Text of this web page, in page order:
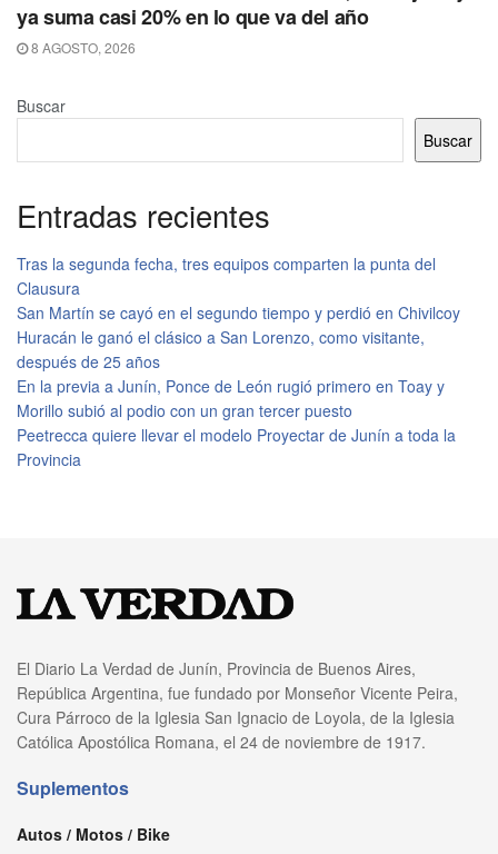
ya suma casi 20% en lo que va del año
8 AGOSTO, 2026
Buscar
Buscar
Entradas recientes
Tras la segunda fecha, tres equipos comparten la punta del
Clausura
San Martín se cayó en el segundo tiempo y perdió en Chivilcoy
Huracán le ganó el clásico a San Lorenzo, como visitante,
después de 25 años
En la previa a Junín, Ponce de León rugió primero en Toay y
Morillo subió al podio con un gran tercer puesto
Peetrecca quiere llevar el modelo Proyectar de Junín a toda la
Provincia
El Diario La Verdad de Junín, Provincia de Buenos Aires,
República Argentina, fue fundado por Monseñor Vicente Peira,
Cura Párroco de la Iglesia San Ignacio de Loyola, de la Iglesia
Católica Apostólica Romana, el 24 de noviembre de 1917.
Suplementos
Autos / Motos / Bike